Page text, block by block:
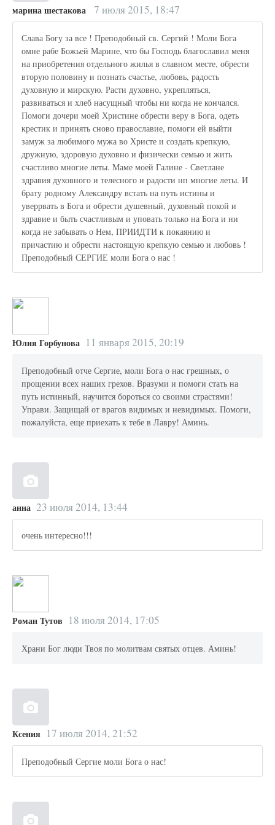
марина шестакова 7 июля 2015, 18:47
Слава Богу за все ! Преподобный св. Сергий ! Моли Бога
омне рабе Божьей Марине, что бы Господь благославил меня
на приобретения отдельного жилья в славном месте, обрести
вторую половину и познать счастье, любовь, радость
духовную и мирскую. Расти духовно, укрепляться,
развиваться и хлеб насущный чтобы ни когда не кончался.
Помоги дочери моей Христине обрести веру в Бога, одеть
крестик и принять сново православие, помоги ей выйти
замуж за любимого мужа во Христе и создать крепкую,
дружную, здоровую духовно и физически семью и жить
счастливо многие леты. Маме моей Галине - Светлане
здравия духовного и телесного и радости нп многие леты. И
брату родному Александру встать на путь истины и
уверрвать в Бога и обрести душевный, духовный покой и
здравие и быть счастливым и уповать только на Бога и ни
когда не забывать о Нем, ПРИИДТИ к покаянию и
причастию и обрести настоящую крепкую семью и любовь !
Преподобный СЕРГИЕ моли Бога о нас !
Юлия Горбунова 11 января 2015, 20:19
Преподобный отче Сергие, моли Бога о нас грешных, о
прощении всех наших грехов. Вразуми и помоги стать на
путь истинный, научится бороться со своими страстями!
Управи. Защищай от врагов видимых и невидимых. Помоги,
пожалуйста, еще приехать к тебе в Лавру! Аминь.
анна 23 июля 2014, 13:44
очень интересно!!!
Роман Тутов 18 июля 2014, 17:05
Храни Бог люди Твоя по молитвам святых отцев. Аминь!
Ксения 17 июля 2014, 21:52
Преподобный Сергие моли Бога о нас!